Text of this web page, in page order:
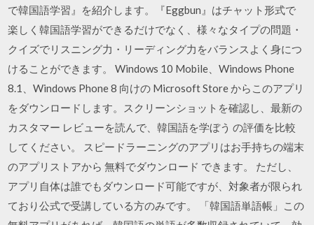
で韓国語学習』を紹介します。『Eggbun』はチャット形式で
楽しく韓国語学習ができるだけでなく、様々なタイプの問題・
クイズでリスニング力・リーディング力をバランスよく身につ
けることができます。 Windows 10 Mobile、Windows Phone
8.1、Windows Phone 8 向けの Microsoft Store からこのアプリ
をダウンロードします。スクリーンショットを確認し、最新の
カスタマー レビューを読んで、韓国語を学ぼう の評価を比較
してください。 スピードラーニングのアプリはお手持ちの端末
のアプリストアから 無料でダウンロード できます。 ただし、
アプリ自体は誰でもダウンロード可能ですが、対象者が限られ
ており公式で受講している方のみです。 「韓国語単語帳」この